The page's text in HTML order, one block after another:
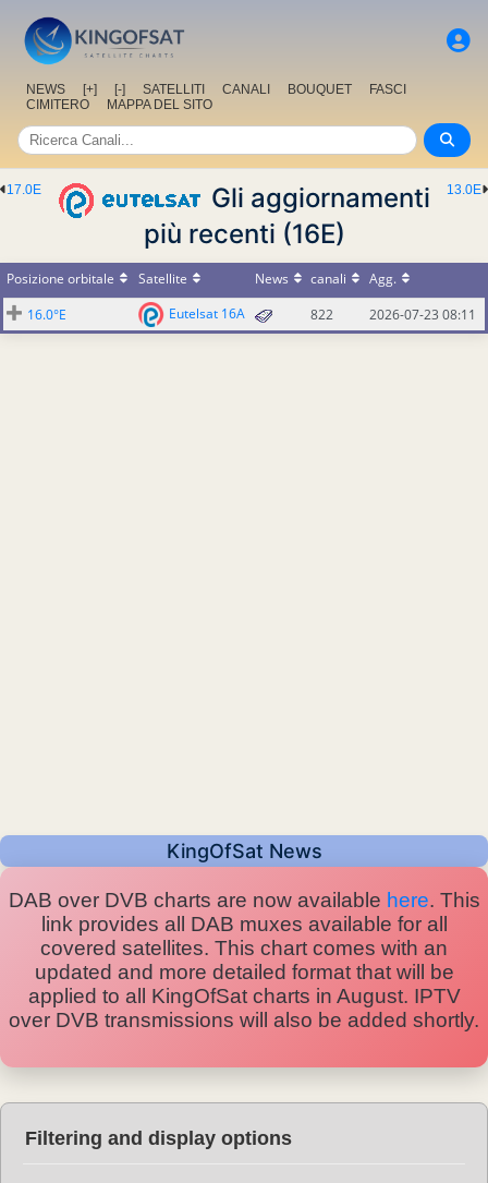
NEWS [+] [-] SATELLITI CANALI BOUQUET
FASCI
CIMITERO
MAPPA DEL SITO
13.0E
17.0E
Gli aggiornamenti
più recenti (16E)
Posizione orbitale Satellite News canali
Agg.
16.0°E
Eutelsat 16A 822 2026-07-23 08:11
KingOfSat News
DAB over DVB charts are now available here. This
link provides all DAB muxes available for all
covered satellites. This chart comes with an
updated and more detailed format that will be
applied to all KingOfSat charts in August. IPTV
over DVB transmissions will also be added shortly.
Filtering and display options